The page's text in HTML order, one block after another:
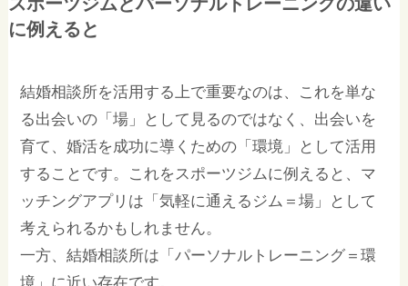
に例えると
結婚相談所を活用する上で重要なのは、これを単な
る出会いの「場」として見るのではなく、出会いを
育て、婚活を成功に導くための「環境」として活用
することです。これをスポーツジムに例えると、マ
ッチングアプリは「気軽に通えるジム＝場」として
考えられるかもしれません。
一方、結婚相談所は「パーソナルトレーニング＝環